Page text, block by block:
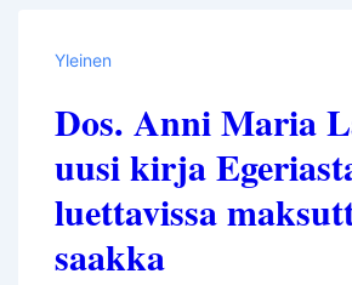
Yleinen
Dos. Anni Maria
uusi kirja
luettavissa
saakka